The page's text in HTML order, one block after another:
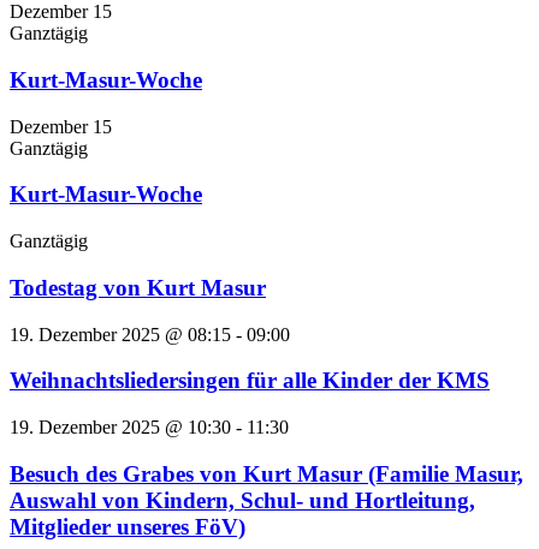
Dezember 15
Ganztägig
Kurt-Masur-Woche
Dezember 15
Ganztägig
Kurt-Masur-Woche
Ganztägig
Todestag von Kurt Masur
19. Dezember 2025 @ 08:15 - 09:00
Weihnachtsliedersingen für alle Kinder der KMS
19. Dezember 2025 @ 10:30 - 11:30
Besuch des Grabes von Kurt Masur (Familie Masur,
Auswahl von Kindern, Schul- und Hortleitung,
Mitglieder unseres FöV)